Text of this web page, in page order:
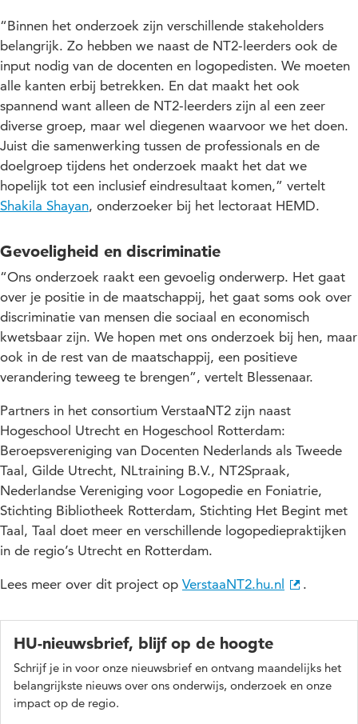
“Binnen het onderzoek zijn verschillende stakeholders
belangrijk. Zo hebben we naast de NT2-leerders ook de
input nodig van de docenten en logopedisten. We moeten
alle kanten erbij betrekken. En dat maakt het ook
spannend want alleen de NT2-leerders zijn al een zeer
diverse groep, maar wel diegenen waarvoor we het doen.
Juist die samenwerking tussen de professionals en de
doelgroep tijdens het onderzoek maakt het dat we
hopelijk tot een inclusief eindresultaat komen,” vertelt
Shakila Shayan, onderzoeker bij het lectoraat HEMD.
Gevoeligheid en discriminatie
“Ons onderzoek raakt een gevoelig onderwerp. Het gaat
over je positie in de maatschappij, het gaat soms ook over
discriminatie van mensen die sociaal en economisch
kwetsbaar zijn. We hopen met ons onderzoek bij hen, maar
ook in de rest van de maatschappij, een positieve
verandering teweeg te brengen”, vertelt Blessenaar.
Partners in het consortium VerstaaNT2 zijn naast
Hogeschool Utrecht en Hogeschool Rotterdam:
Beroepsvereniging van Docenten Nederlands als Tweede
Taal, Gilde Utrecht, NLtraining B.V., NT2Spraak,
Nederlandse Vereniging voor Logopedie en Foniatrie,
Stichting Bibliotheek Rotterdam, Stichting Het Begint met
Taal, Taal doet meer en verschillende logopediepraktijken
in de regio’s Utrecht en Rotterdam.
Lees meer over dit project op VerstaaNT2.hu.nl .
HU-nieuwsbrief, blijf op de hoogte
Schrijf je in voor onze nieuwsbrief en ontvang maandelijks het
belangrijkste nieuws over ons onderwijs, onderzoek en onze
impact op de regio.